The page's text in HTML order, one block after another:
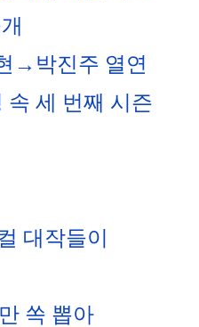
→박진주 열연
속 세 번째 시즌
대작들이
쏙 뽑아